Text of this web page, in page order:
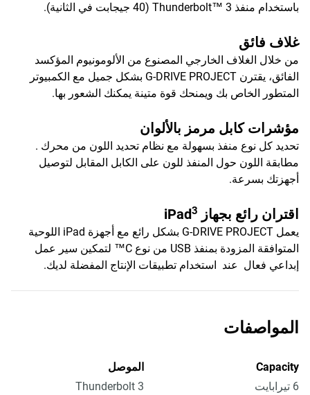
باستخدام منفذ Thunderbolt™ 3 (40 جيجابت في الثانية).
غلاف فائق
من خلال الغلاف الخارجي المصنوع من الألومونيوم المؤكسد
الفائق، يقترن G-DRIVE PROJECT بشكل جميل مع الكمبيوتر
المتطور الخاص بك ويمنحك قوة متينة يمكنك الشعور بها.
مؤشرات كابل مرمز بالألوان
تحديد كل نوع منفذ بسهولة مع نظام تحديد اللون من محرك .
مطابقة اللون حول المنفذ للون على الكابل المقابل لتوصيل
أجهزتك بسرعة.
اقتران رائع بجهاز iPad 3
يعمل G-DRIVE PROJECT بشكل رائع مع أجهزة iPad اللوحية
المتوافقة المزودة بمنفذ USB من نوع C™ لتمكين سير عمل
إبداعي فعال عند استخدام تطبيقات الإنتاج المفضلة لديك.
المواصفات
Capacity
6 تيرابايت
الموصل
Thunderbolt 3